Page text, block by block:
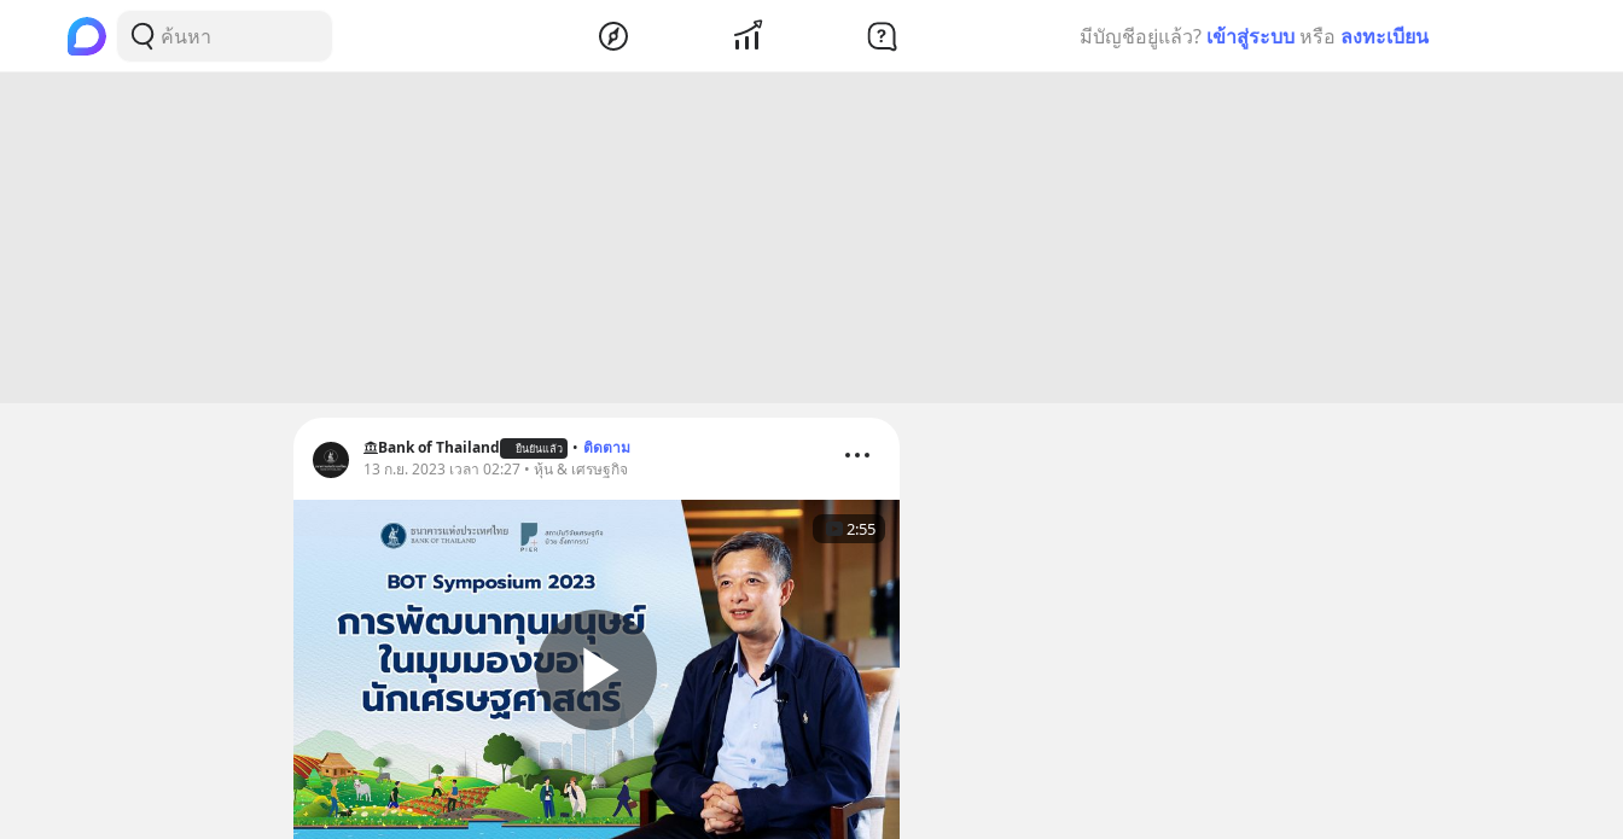
มีบัญชีอยู่แล้ว? เข้าสู่ระบบ หรือ ลงทะเบียน
Bank of Thailand ยืนยันแล้ว • ติดตาม
13 ก.ย. 2023 เวลา 02:27 • หุ้น & เศรษฐกิจ
2:55